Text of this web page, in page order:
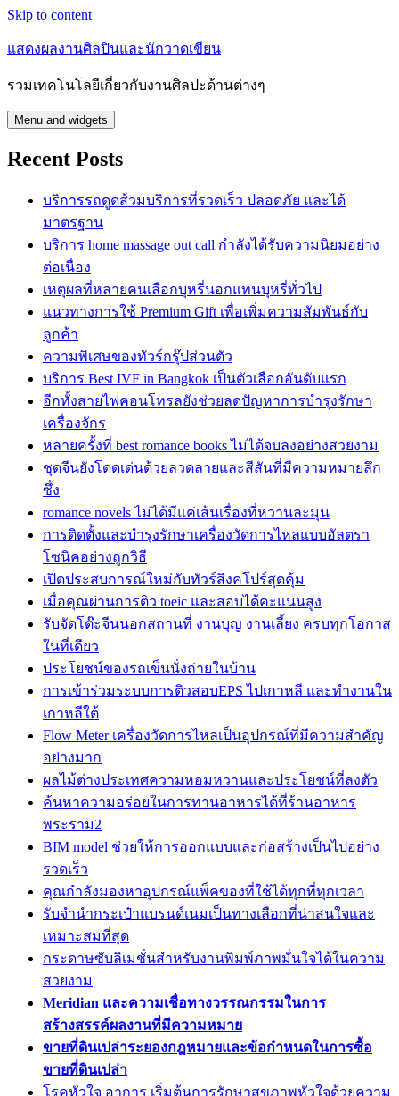
Skip to content
แสดงผลงานศิลปินและนักวาดเขียน
รวมเทคโนโลยีเกี่ยวกับงานศิลปะด้านต่างๆ
Menu and widgets
Recent Posts
บริการรถดูดส้วมบริการที่รวดเร็ว ปลอดภัย และได้
มาตรฐาน
บริการ home massage out call กำลังได้รับความนิยมอย่าง
ต่อเนื่อง
เหตุผลที่หลายคนเลือกบุหรี่นอกแทนบุหรี่ทั่วไป
แนวทางการใช้ Premium Gift เพื่อเพิ่มความสัมพันธ์กับ
ลูกค้า
ความพิเศษของทัวร์กรุ๊ปส่วนตัว
บริการ Best IVF in Bangkok เป็นตัวเลือกอันดับแรก
อีกทั้งสายไฟคอนโทรลยังช่วยลดปัญหาการบำรุงรักษา
เครื่องจักร
หลายครั้งที่ best romance books ไม่ได้จบลงอย่างสวยงาม
ชุดจีนยังโดดเด่นด้วยลวดลายและสีสันที่มีความหมายลึก
ซึ้ง
romance novels ไม่ได้มีแค่เส้นเรื่องที่หวานละมุน
การติดตั้งและบำรุงรักษาเครื่องวัดการไหลแบบอัลตรา
โซนิคอย่างถูกวิธี
เปิดประสบการณ์ใหม่กับทัวร์สิงคโปร์สุดคุ้ม
เมื่อคุณผ่านการติว toeic และสอบได้คะแนนสูง
รับจัดโต๊ะจีนนอกสถานที่ งานบุญ งานเลี้ยง ครบทุกโอกาส
ในที่เดียว
ประโยชน์ของรถเข็นนั่งถ่ายในบ้าน
การเข้าร่วมระบบการติวสอบEPS ไปเกาหลี และทำงานใน
เกาหลีใต้
Flow Meter เครื่องวัดการไหลเป็นอุปกรณ์ที่มีความสำคัญ
อย่างมาก
ผลไม้ต่างประเทศความหอมหวานและประโยชน์ที่ลงตัว
ค้นหาความอร่อยในการทานอาหารได้ที่ร้านอาหาร
พระราม2
BIM model ช่วยให้การออกแบบและก่อสร้างเป็นไปอย่าง
รวดเร็ว
คุณกำลังมองหาอุปกรณ์แพ็คของที่ใช้ได้ทุกที่ทุกเวลา
รับจำนำกระเป๋าแบรนด์เนมเป็นทางเลือกที่น่าสนใจและ
เหมาะสมที่สุด
กระดาษซับลิเมชั่นสำหรับงานพิมพ์ภาพมั่นใจได้ในความ
สวยงาม
Meridian และความเชื่อทางวรรณกรรมในการ
สร้างสรรค์ผลงานที่มีความหมาย
ขายที่ดินเปล่าระยองกฎหมายและข้อกำหนดในการซื้อ
ขายที่ดินเปล่า
โรคหัวใจ อาการ เริ่มต้นการรักษาสุขภาพหัวใจด้วยความ